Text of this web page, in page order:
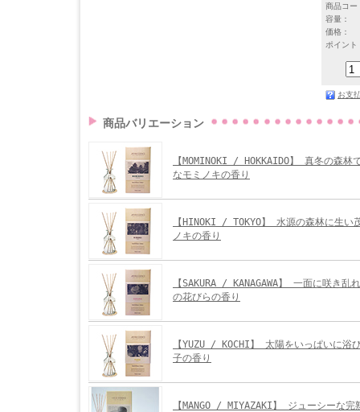
商品コー
容量：
価格：
ポイント
お支
商品バリエーション
【MOMINOKI / HOKKAIDO】 真冬の森林
なモミノキの香り
【HINOKI / TOKYO】 水源の森林に生い
ノキの香り
【SAKURA / KANAGAWA】 一面に咲き乱
の花びらの香り
【YUZU / KOCHI】 太陽をいっぱいに浴
子の香り
【MANGO / MIYAZAKI】 ジューシーな完